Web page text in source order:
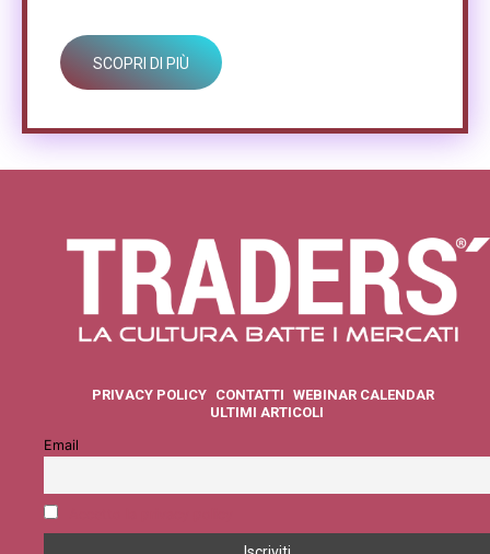
SCOPRI DI PIÙ
PRIVACY POLICY CONTATTI WEBINAR CALENDAR
ULTIMI ARTICOLI
Email